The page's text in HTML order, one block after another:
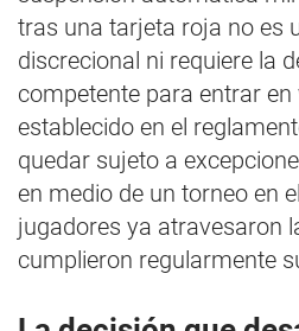
tras una tarjeta roja no es
discrecional ni requiere la
competente para entrar
establecido en el
quedar sujeto a
en medio de un torneo en
jugadores ya atravesaron
cumplieron regularmente